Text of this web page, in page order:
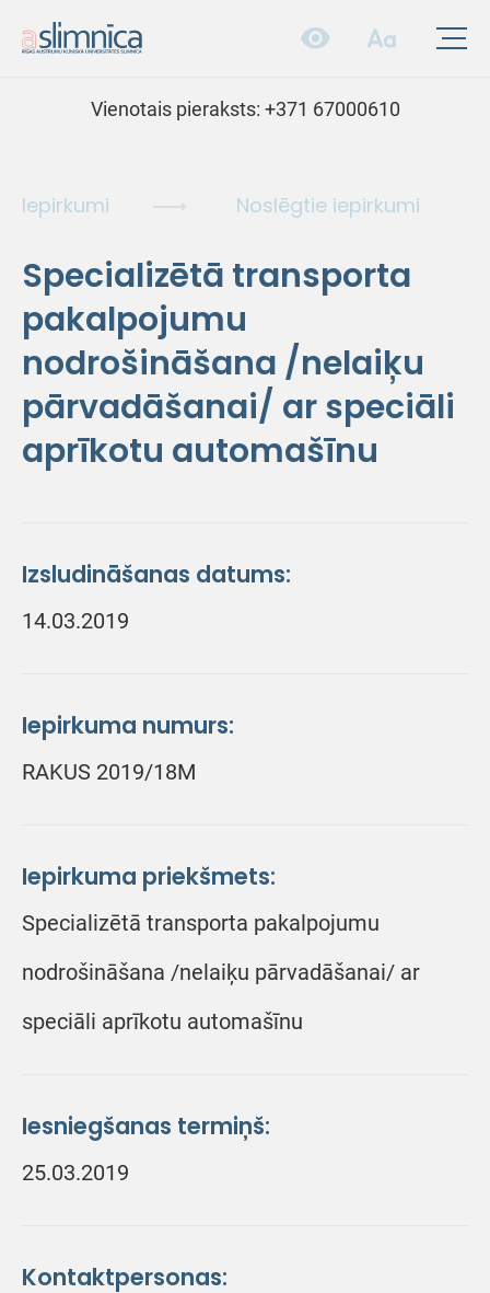
Vienotais pieraksts: +371 67000610
Iepirkumi Noslēgtie iepirkumi
Specializētā transporta
pakalpojumu
nodrošināšana /nelaiķu
pārvadāšanai/ ar speciāli
aprīkotu automašīnu
Izsludināšanas datums:
14.03.2019
Iepirkuma numurs:
RAKUS 2019/18M
Iepirkuma priekšmets:
Specializētā transporta pakalpojumu
nodrošināšana /nelaiķu pārvadāšanai/ ar
speciāli aprīkotu automašīnu
Iesniegšanas termiņš:
25.03.2019
Kontaktpersonas: